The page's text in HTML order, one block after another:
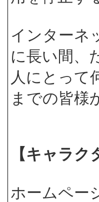
インターネ
に長い間、
人にとって
までの皆様
【キャラ
ホームペー